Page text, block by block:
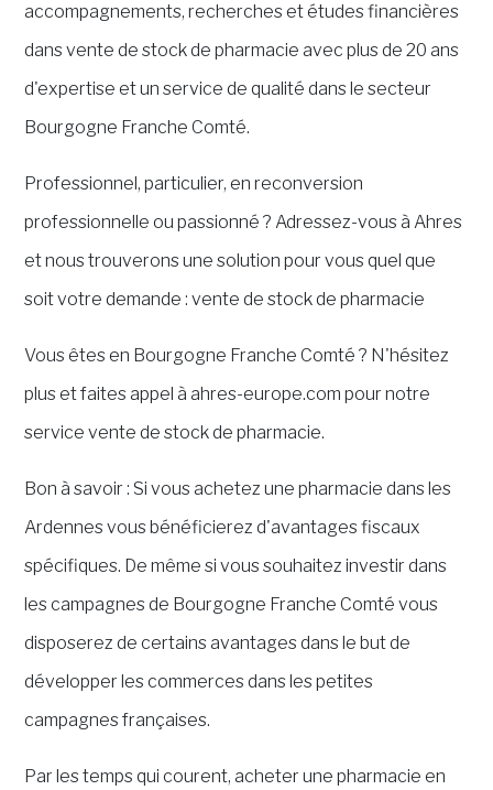
accompagnements, recherches et études financières
dans vente de stock de pharmacie avec plus de 20 ans
d'expertise et un service de qualité dans le secteur
Bourgogne Franche Comté.
Professionnel, particulier, en reconversion
professionnelle ou passionné ? Adressez-vous à Ahres
et nous trouverons une solution pour vous quel que
soit votre demande : vente de stock de pharmacie
Vous êtes en Bourgogne Franche Comté ? N'hésitez
plus et faites appel à ahres-europe.com pour notre
service vente de stock de pharmacie.
Bon à savoir : Si vous achetez une pharmacie dans les
Ardennes vous bénéficierez d'avantages fiscaux
spécifiques. De même si vous souhaitez investir dans
les campagnes de Bourgogne Franche Comté vous
disposerez de certains avantages dans le but de
développer les commerces dans les petites
campagnes françaises.
Par les temps qui courent, acheter une pharmacie en